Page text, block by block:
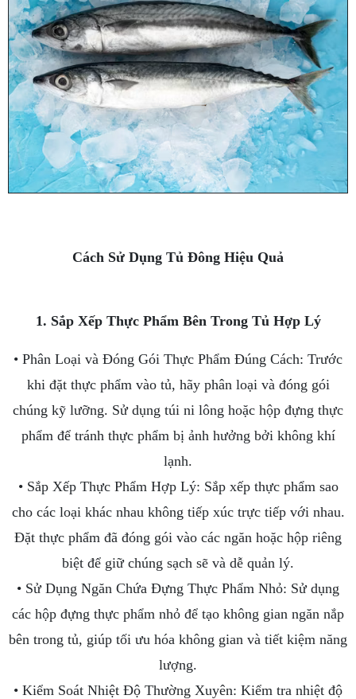
Cách Sử Dụng Tủ Đông Hiệu Quả
1. Sắp Xếp Thực Phẩm Bên Trong Tủ Hợp Lý
• Phân Loại và Đóng Gói Thực Phẩm Đúng Cách: Trước
khi đặt thực phẩm vào tủ, hãy phân loại và đóng gói
chúng kỹ lưỡng. Sử dụng túi ni lông hoặc hộp đựng thực
phẩm để tránh thực phẩm bị ảnh hưởng bởi không khí
lạnh.
• Sắp Xếp Thực Phẩm Hợp Lý: Sắp xếp thực phẩm sao
cho các loại khác nhau không tiếp xúc trực tiếp với nhau.
Đặt thực phẩm đã đóng gói vào các ngăn hoặc hộp riêng
biệt để giữ chúng sạch sẽ và dễ quản lý.
• Sử Dụng Ngăn Chứa Đựng Thực Phẩm Nhỏ: Sử dụng
các hộp đựng thực phẩm nhỏ để tạo không gian ngăn nắp
bên trong tủ, giúp tối ưu hóa không gian và tiết kiệm năng
lượng.
• Kiểm Soát Nhiệt Độ Thường Xuyên: Kiểm tra nhiệt độ